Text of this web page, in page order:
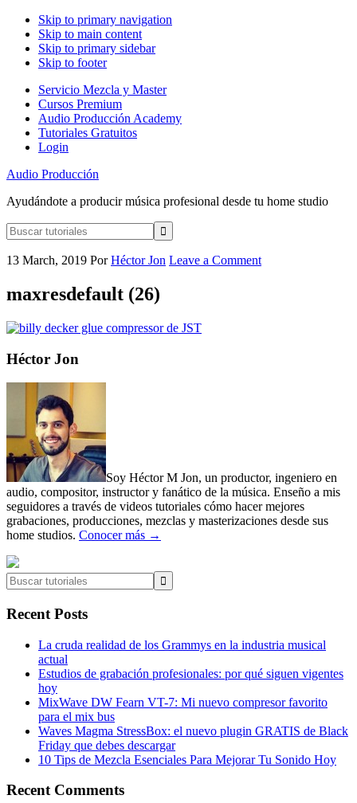
Skip to primary navigation
Skip to main content
Skip to primary sidebar
Skip to footer
Servicio Mezcla y Master
Cursos Premium
Audio Producción Academy
Tutoriales Gratuitos
Login
Audio Producción
Ayudándote a producir música profesional desde tu home studio
Buscar
tutoriales
13 March, 2019 PorHéctor Jon Leave a Comment
maxresdefault (26)
Primary
Sidebar
Héctor Jon
Soy Héctor M Jon, un productor, ingeniero en
audio, compositor, instructor y fanático de la música. Enseño a mis
seguidores a través de videos tutoriales cómo hacer mejores
grabaciones, producciones, mezclas y masterizaciones desde sus
home studios. Conocer más →
Buscar
tutoriales
Recent Posts
La cruda realidad de los Grammys en la industria musical
actual
Estudios de grabación profesionales: por qué siguen vigentes
hoy
MixWave DW Fearn VT-7: Mi nuevo compresor favorito
para el mix bus
Waves Magma StressBox: el nuevo plugin GRATIS de Black
Friday que debes descargar
10 Tips de Mezcla Esenciales Para Mejorar Tu Sonido Hoy
Recent Comments